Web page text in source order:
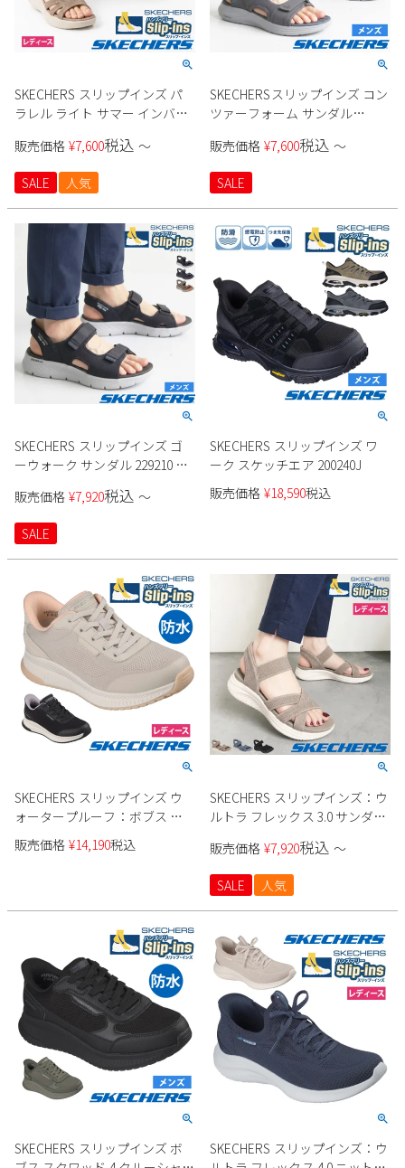
SKECHERS スリップインズ パ
ラレル ライト サマー インバイ
販売価格 ¥7,600税込 〜
SALE 人気
SKECHERSスリップインズ コン
ツァーフォーム サンダル
販売価格 ¥7,600税込 〜
SALE
SKECHERS スリップインズ ゴ
ーウォーク サンダル 229210 メ
販売価格 ¥7,920税込 〜
SALE
SKECHERS スリップインズ ワ
ーク スケッチエア 200240J
販売価格 ¥18,590税込
SKECHERS スリップインズ ウ
ォータープルーフ：ボブス ス
クワッド 4 防水 117744
販売価格 ¥14,190税込
SKECHERS スリップインズ：ウ
ルトラ フレックス 3.0 サンダル
販売価格 ¥7,920税込 〜
SALE 人気
SKECHERS スリップインズ ボ
SKECHERS スリップインズ：ウ